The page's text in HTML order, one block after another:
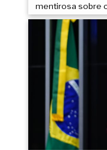
mentirosa sobre